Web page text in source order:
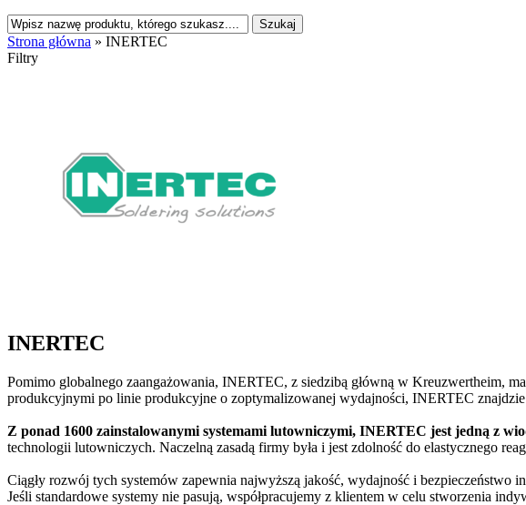
Strona główna » INERTEC
Filtry
INERTEC
Pomimo globalnego zaangażowania, INERTEC, z siedzibą główną w Kreuzwertheim,
produkcyjnymi po linie produkcyjne o zoptymalizowanej wydajności, INERTEC
Z ponad 1600 zainstalowanymi systemami lutowniczymi, INERTEC jest jedną z
technologii lutowniczych. Naczelną zasadą firmy była i jest zdolność do elastycznego
Ciągły rozwój tych systemów zapewnia najwyższą jakość, wydajność i
Jeśli standardowe systemy nie pasują, współpracujemy z klientem w celu stworzenia